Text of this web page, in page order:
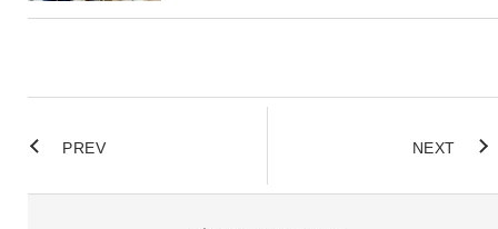
PREV NEXT